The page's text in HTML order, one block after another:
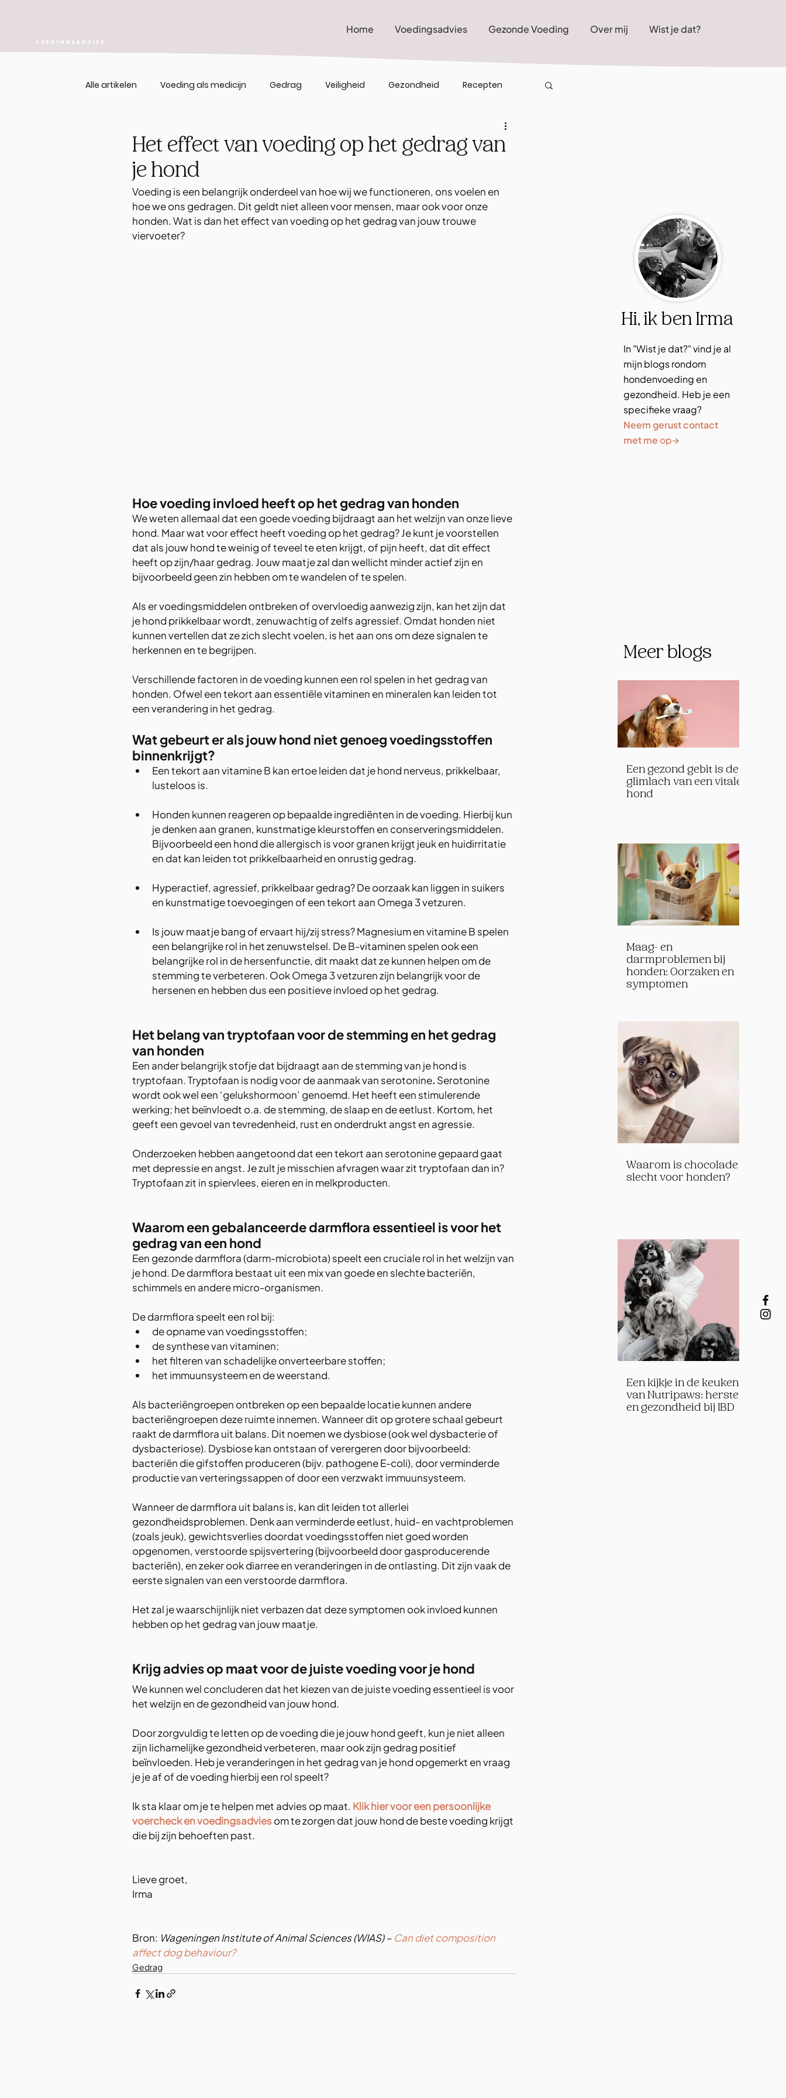
VOEDINGSADVIES
Home Voedingsadvies Gezonde Voeding Over mij Wist je dat?
Alle artikelen Voeding als medicijn Gedrag Veiligheid Gezondheid Recepten
Het effect van voeding op het gedrag van
je hond
Voeding is een belangrijk onderdeel van hoe wij we functioneren, ons voelen en
hoe we ons gedragen. Dit geldt niet alleen voor mensen, maar ook voor onze
honden. Wat is dan het effect van voeding op het gedrag van jouw trouwe
viervoeter?
Hoe voeding invloed heeft op het gedrag van honden
We weten allemaal dat een goede voeding bijdraagt aan het welzijn van onze lieve
hond. Maar wat voor effect heeft voeding op het gedrag? Je kunt je voorstellen
dat als jouw hond te weinig of teveel te eten krijgt, of pijn heeft, dat dit effect
heeft op zijn/haar gedrag. Jouw maatje zal dan wellicht minder actief zijn en
bijvoorbeeld geen zin hebben om te wandelen of te spelen.
Als er voedingsmiddelen ontbreken of overvloedig aanwezig zijn, kan het zijn dat
je hond prikkelbaar wordt, zenuwachtig of zelfs agressief. Omdat honden niet
kunnen vertellen dat ze zich slecht voelen, is het aan ons om deze signalen te
herkennen en te begrijpen.
Verschillende factoren in de voeding kunnen een rol spelen in het gedrag van
honden. Ofwel een tekort aan essentiële vitaminen en mineralen kan leiden tot
een verandering in het gedrag.
Wat gebeurt er als jouw hond niet genoeg voedingsstoffen
binnenkrijgt?
Een tekort aan vitamine B kan ertoe leiden dat je hond nerveus, prikkelbaar,
lusteloos is.
Honden kunnen reageren op bepaalde ingrediënten in de voeding. Hierbij kun
je denken aan granen, kunstmatige kleurstoffen en conserveringsmiddelen.
Bijvoorbeeld een hond die allergisch is voor granen krijgt jeuk en huidirritatie
en dat kan leiden tot prikkelbaarheid en onrustig gedrag.
Hyperactief, agressief, prikkelbaar gedrag? De oorzaak kan liggen in suikers
en kunstmatige toevoegingen of een tekort aan Omega 3 vetzuren.
Is jouw maatje bang of ervaart hij/zij stress? Magnesium en vitamine B spelen
een belangrijke rol in het zenuwstelsel. De B-vitaminen spelen ook een
belangrijke rol in de hersenfunctie, dit maakt dat ze kunnen helpen om de
stemming te verbeteren. Ook Omega 3 vetzuren zijn belangrijk voor de
hersenen en hebben dus een positieve invloed op het gedrag.
Het belang van tryptofaan voor de stemming en het gedrag
van honden
Een ander belangrijk stofje dat bijdraagt aan de stemming van je hond is
tryptofaan. Tryptofaan is nodig voor de aanmaak van serotonine. Serotonine
wordt ook wel een ‘gelukshormoon’ genoemd. Het heeft een stimulerende
werking; het beïnvloedt o.a. de stemming, de slaap en de eetlust. Kortom, het
geeft een gevoel van tevredenheid, rust en onderdrukt angst en agressie.
Onderzoeken hebben aangetoond dat een tekort aan serotonine gepaard gaat
met depressie en angst. Je zult je misschien afvragen waar zit tryptofaan dan in?
Tryptofaan zit in spiervlees, eieren en in melkproducten.
Waarom een gebalanceerde darmflora essentieel is voor het
gedrag van een hond
Een gezonde darmflora (darm-microbiota) speelt een cruciale rol in het welzijn van
je hond. De darmflora bestaat uit een mix van goede en slechte bacteriën,
schimmels en andere micro-organismen.
De darmflora speelt een rol bij:
de opname van voedingsstoffen;
de synthese van vitaminen;
het filteren van schadelijke onverteerbare stoffen;
het immuunsysteem en de weerstand.
Als bacteriëngroepen ontbreken op een bepaalde locatie kunnen andere
bacteriëngroepen deze ruimte innemen. Wanneer dit op grotere schaal gebeurt
raakt de darmflora uit balans. Dit noemen we dysbiose (ook wel dysbacterie of
dysbacteriose). Dysbiose kan ontstaan of verergeren door bijvoorbeeld:
bacteriën die gifstoffen produceren (bijv. pathogene E-coli), door verminderde
productie van verteringssappen of door een verzwakt immuunsysteem.
Wanneer de darmflora uit balans is, kan dit leiden tot allerlei
gezondheidsproblemen. Denk aan verminderde eetlust, huid- en vachtproblemen
(zoals jeuk), gewichtsverlies doordat voedingsstoffen niet goed worden
opgenomen, verstoorde spijsvertering (bijvoorbeeld door gasproducerende
bacteriën), en zeker ook diarree en veranderingen in de ontlasting. Dit zijn vaak de
eerste signalen van een verstoorde darmflora.
Het zal je waarschijnlijk niet verbazen dat deze symptomen ook invloed kunnen
hebben op het gedrag van jouw maatje.
Krijg advies op maat voor de juiste voeding voor je hond
We kunnen wel concluderen dat het kiezen van de juiste voeding essentieel is voor
het welzijn en de gezondheid van jouw hond.
Door zorgvuldig te letten op de voeding die je jouw hond geeft, kun je niet alleen
zijn lichamelijke gezondheid verbeteren, maar ook zijn gedrag positief
beïnvloeden. Heb je veranderingen in het gedrag van je hond opgemerkt en vraag
je je af of de voeding hierbij een rol speelt?
Ik sta klaar om je te helpen met advies op maat. Klik hier voor een persoonlijke
voercheck en voedingsadvies om te zorgen dat jouw hond de beste voeding krijgt
die bij zijn behoeften past.
Lieve groet,
Irma
Bron: Wageningen Institute of Animal Sciences (WIAS) – Can diet composition
affect dog behaviour?
Gedrag
Hi, ik ben Irma
In "Wist je dat?" vind je al
mijn blogs rondom
hondenvoeding en
gezondheid. Heb je een
specifieke vraag?
Neem gerust contact
met meop→
Meer blogs
Een gezond gebit is de
glimlach van een vitale
hond
Maag- en
darmproblemen bij
honden: Oorzaken en
symptomen
Waarom is chocolade
slecht voor honden?
Een kijkje in de keuken
van Nutripaws: herstel
en gezondheid bij IBD